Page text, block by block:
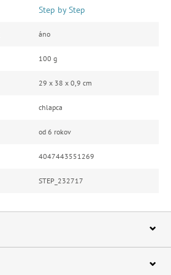
Step by Step
áno
100 g
29 x 38 x 0,9 cm
chlapca
od 6 rokov
4047443551269
STEP_232717